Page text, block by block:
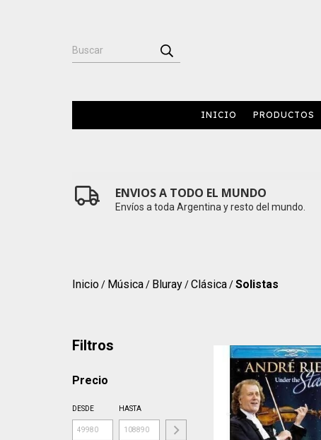
INICIO PRODUCTOS
ENVIOS A TODO EL MUNDO
Envíos a toda Argentina y resto del mundo.
Inicio/ Música/ Bluray/Clásica/Solistas
Filtros
Precio
DESDE HASTA